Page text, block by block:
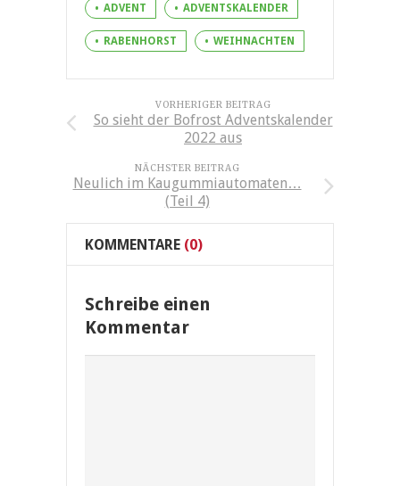
ADVENT ADVENTSKALENDER
RABENHORST WEIHNACHTEN
VORHERIGER BEITRAG
So sieht der Bofrost Adventskalender
2022 aus
NÄCHSTER BEITRAG
Neulich im Kaugummiautomaten…
(Teil 4)
KOMMENTARE (0)
Schreibe einen
Kommentar